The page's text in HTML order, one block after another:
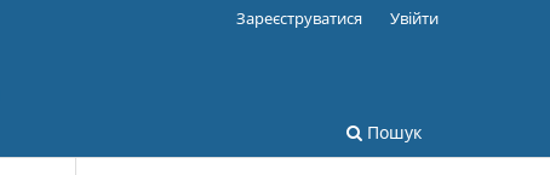
Пошук
Зареєструватися Увійти